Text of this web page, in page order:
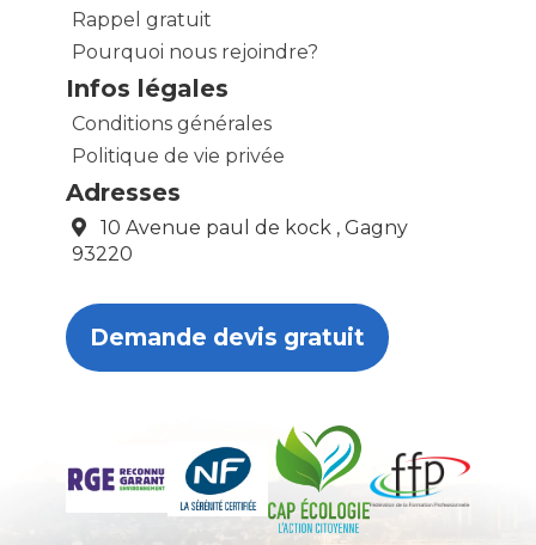
Rappel gratuit
Pourquoi nous rejoindre?
Infos légales
Conditions générales
Politique de vie privée
Adresses
10 Avenue paul de kock , Gagny
93220
Demande devis gratuit